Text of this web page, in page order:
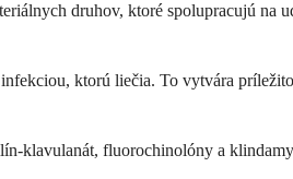
druhov, ktoré spolupracujú na
ktorú liečia. To vytvára
klavulanát, fluorochinolóny a